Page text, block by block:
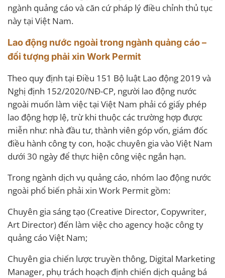
ngành quảng cáo và căn cứ pháp lý điều chỉnh thủ tục
này tại Việt Nam.
Lao động nước ngoài trong ngành quảng cáo –
đối tượng phải xin Work Permit
Theo quy định tại Điều 151 Bộ luật Lao động 2019 và
Nghị định 152/2020/NĐ-CP, người lao động nước
ngoài muốn làm việc tại Việt Nam phải có giấy phép
lao động hợp lệ, trừ khi thuộc các trường hợp được
miễn như: nhà đầu tư, thành viên góp vốn, giám đốc
điều hành công ty con, hoặc chuyên gia vào Việt Nam
dưới 30 ngày để thực hiện công việc ngắn hạn.
Trong ngành dịch vụ quảng cáo, nhóm lao động nước
ngoài phổ biến phải xin Work Permit gồm:
Chuyên gia sáng tạo (Creative Director, Copywriter,
Art Director) đến làm việc cho agency hoặc công ty
quảng cáo Việt Nam;
Chuyên gia chiến lược truyền thông, Digital Marketing
Manager, phụ trách hoạch định chiến dịch quảng bá